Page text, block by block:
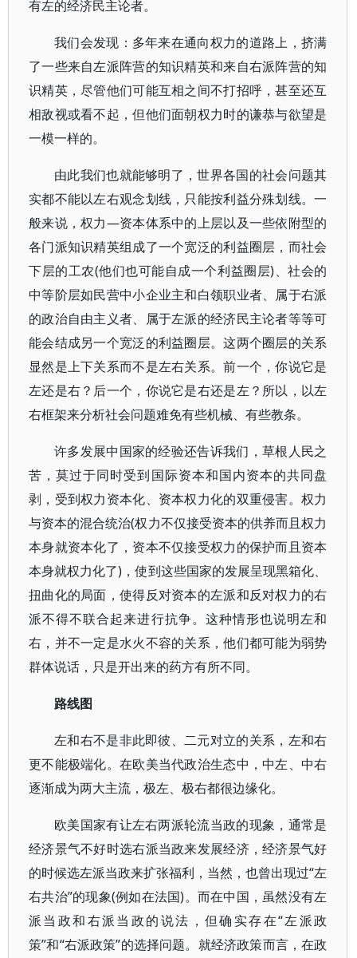
有左的经济民主论者。
我们会发现：多年来在通向权力的道路上，挤满
了一些来自左派阵营的知识精英和来自右派阵营的知
识精英，尽管他们可能互相之间不打招呼，甚至还互
相敌视或看不起，但他们面朝权力时的谦恭与欲望是
一模一样的。
由此我们也就能够明了，世界各国的社会问题其
实都不能以左右观念划线，只能按利益分殊划线。一
般来说，权力—资本体系中的上层以及一些依附型的
各门派知识精英组成了一个宽泛的利益圈层，而社会
下层的工农(他们也可能自成一个利益圈层)、社会的
中等阶层如民营中小企业主和白领职业者、属于右派
的政治自由主义者、属于左派的经济民主论者等等可
能会结成另一个宽泛的利益圈层。这两个圈层的关系
显然是上下关系而不是左右关系。前一个，你说它是
左还是右？后一个，你说它是右还是左？所以，以左
右框架来分析社会问题难免有些机械、有些教条。
许多发展中国家的经验还告诉我们，草根人民之
苦，莫过于同时受到国际资本和国内资本的共同盘
剥，受到权力资本化、资本权力化的双重侵害。权力
与资本的混合统治(权力不仅接受资本的供养而且权力
本身就资本化了，资本不仅接受权力的保护而且资本
本身就权力化了)，使到这些国家的发展呈现黑箱化、
扭曲化的局面，使得反对资本的左派和反对权力的右
派不得不联合起来进行抗争。这种情形也说明左和
右，并不一定是水火不容的关系，他们都可能为弱势
群体说话，只是开出来的药方有所不同。
路线图
左和右不是非此即彼、二元对立的关系，左和右
更不能极端化。在欧美当代政治生态中，中左、中右
逐渐成为两大主流，极左、极右都很边缘化。
欧美国家有让左右两派轮流当政的现象，通常是
经济景气不好时选右派当政来发展经济，经济景气好
的时候选左派当政来扩张福利，当然，也曾出现过“左
右共治”的现象(例如在法国)。而在中国，虽然没有左
派当政和右派当政的说法，但确实存在“左派政
策”和“右派政策”的选择问题。就经济政策而言，在政